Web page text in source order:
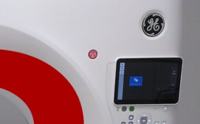
volum.